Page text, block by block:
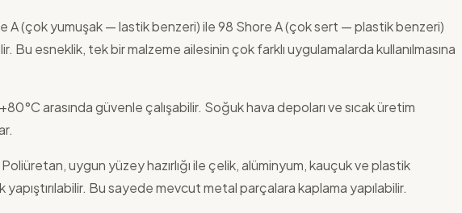
A (çok yumuşak — lastik benzeri) ile 98 Shore A (çok sert — plastik benzeri)
Bu esneklik, tek bir malzeme ailesinin çok farklı uygulamalarda kullanılmasına
arasında güvenle çalışabilir. Soğuk hava depoları ve sıcak üretim
Poliüretan, uygun yüzey hazırlığı ile çelik, alüminyum, kauçuk ve plastik
Bu sayede mevcut metal parçalara kaplama yapılabilir.